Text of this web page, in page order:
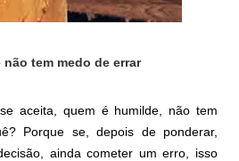
tem medo de errar
aceita, quem é humilde , não tem
Porque se, depois de ponderar,
ainda cometer um erro, isso